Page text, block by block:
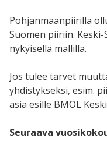
Pohjanmaanpiirillä
Suomen piiriin.
nykyisellä mallilla.
Jos tulee tarvet
yhdistykseksi, esim.
asia esille BMOL
Seuraava